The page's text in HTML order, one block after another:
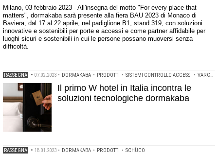
Milano, 03 febbraio 2023 - All'insegna del motto "For every place that
matters", dormakaba sarà presente alla fiera BAU 2023 di Monaco di
Baviera, dal 17 al 22 aprile, nel padiglione B1, stand 319, con soluzioni
innovative e sostenibili per porte e accessi e come partner affidabile per
luoghi sicuri e sostenibili in cui le persone possano muoversi senza
difficoltà.
RASSEGNA • 07.02.2023 • DORMAKABA • PRODOTTI • SISTEMI CONTROLLO ACCESSI • VARCHI AUTOMATICI
Il primo W hotel in Italia incontra le
soluzioni tecnologiche dormakaba
RASSEGNA • 18.01.2023 • DORMAKABA • PRODOTTI • SCHÜCO